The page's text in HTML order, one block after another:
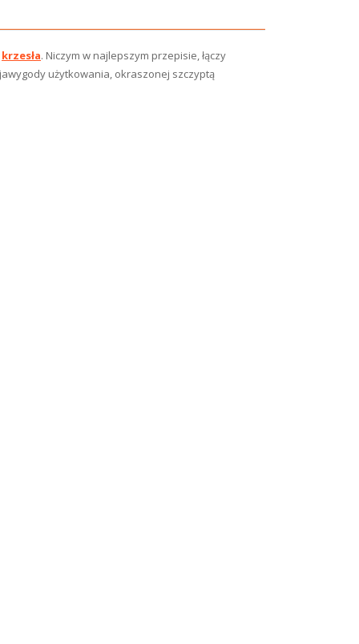
krzesła. Niczym w najlepszym przepisie, łączy
użytkowania, okraszonej szczyptą